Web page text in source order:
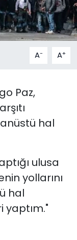
A- A+
Paz,
hal
ulusa
yollarını
hal
yaptım."